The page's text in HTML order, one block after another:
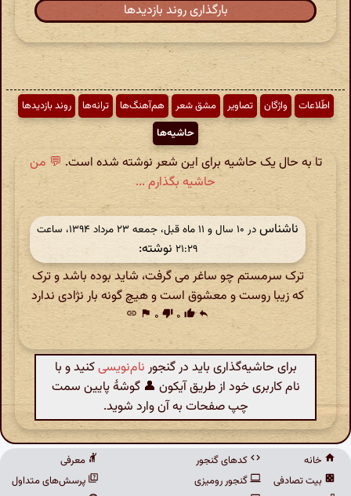
بارگذاری روند بازدیدها
اطّلاعات واژگان تصاویر مشق شعر هم‌آهنگ‌ها ترانه‌ها
روند بازدیدها
حاشیه‌ها
تا به حال یک حاشیه برای این شعر نوشته شده است. 💬 من
حاشیه بگذارم ...
ناشناس
در ‫۱۰ سال و ۱۱ ماه قبل، جمعه ۲۳ مرداد ۱۳۹۴، ساعت
۲۱:۲۹ نوشته:
ترک سرمستم چو ساغر می گرفت، شاید بوده باشد و ترک
که زیبا روست و معشوق است و هیچ گونه بار نژادی ندارد
reply
thumb_up ۰ thumb_down ۰ flag
link
برای حاشیه‌گذاری باید در گنجور نام‌نویسیکنید و با
نام کاربری خود از طریق آیکون 👤 گوشهٔ پایین سمت
چپ صفحات به آن وارد شوید.
خانه
بیت تصادفی
کدهای گنجور
گنجور رومیزی
معرفی
پرسش‌های متداول